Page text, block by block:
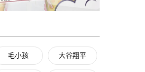
毛小孩 大谷翔平